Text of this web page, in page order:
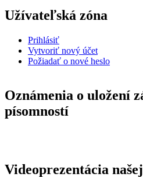
Užívateľská zóna
Prihlásiť
Vytvoriť nový účet
Požiadať o nové heslo
Oznámenia o uložení
písomností
Videoprezentácia